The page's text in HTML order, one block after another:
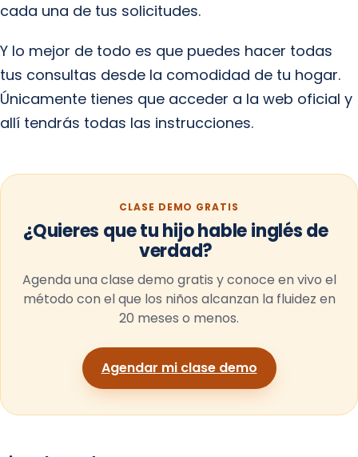
cada una de tus solicitudes.
Y lo mejor de todo es que puedes hacer todas
tus consultas desde la comodidad de tu hogar.
Únicamente tienes que acceder a la web oficial y
allí tendrás todas las instrucciones.
CLASE DEMO GRATIS
¿Quieres que tu hijo hable inglés de
verdad?
Agenda una clase demo gratis y conoce en vivo el
método con el que los niños alcanzan la fluidez en
20 meses o menos.
Agendar mi clase demo